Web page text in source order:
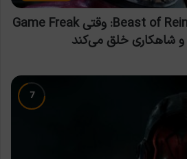
بررسی بازی Beast of Reincarnation: وقتی Game Freak
و شاهکاری خلق می‌کند